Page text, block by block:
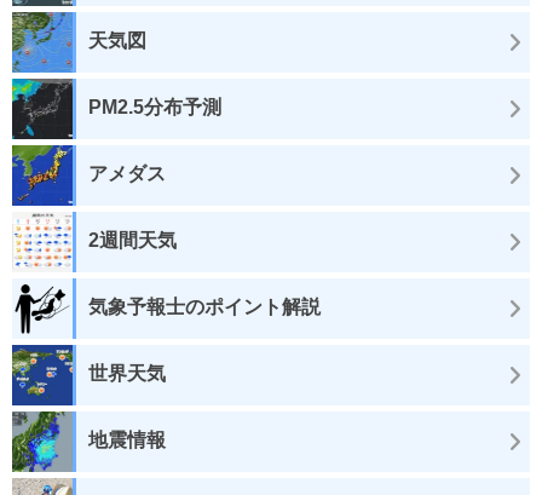
天気図
PM2.5分布予測
アメダス
2週間天気
気象予報士のポイント解説
世界天気
地震情報